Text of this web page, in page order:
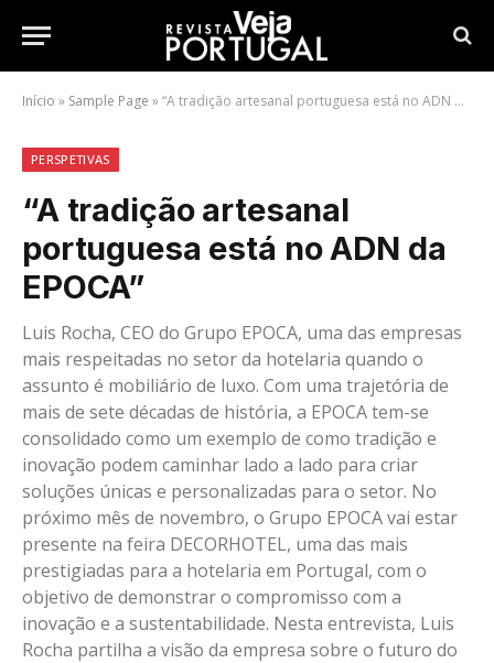
Início » Sample Page »“A tradição artesanal portuguesa está no ADN da EPOCA”
PERSPETIVAS
“A tradição artesanal
portuguesa está no ADN da
EPOCA”
Luis Rocha, CEO do Grupo EPOCA, uma das empresas
mais respeitadas no setor da hotelaria quando o
assunto é mobiliário de luxo. Com uma trajetória de
mais de sete décadas de história, a EPOCA tem-se
consolidado como um exemplo de como tradição e
inovação podem caminhar lado a lado para criar
soluções únicas e personalizadas para o setor. No
próximo mês de novembro, o Grupo EPOCA vai estar
presente na feira DECORHOTEL, uma das mais
prestigiadas para a hotelaria em Portugal, com o
objetivo de demonstrar o compromisso com a
inovação e a sustentabilidade. Nesta entrevista, Luis
Rocha partilha a visão da empresa sobre o futuro do